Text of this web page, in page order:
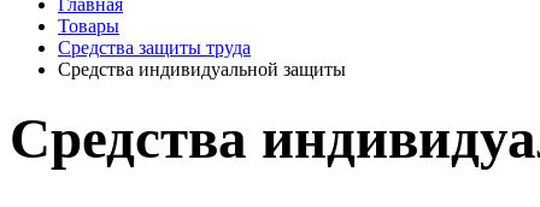
Главная
Товары
Средства защиты труда
Средства индивидуальной защиты
Средства